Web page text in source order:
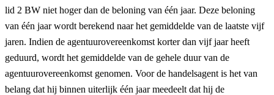
lid 2 BW niet hoger dan de beloning van één jaar. Deze beloning
van één jaar wordt berekend naar het gemiddelde van de laatste vijf
jaren. Indien de agentuurovereenkomst korter dan vijf jaar heeft
geduurd, wordt het gemiddelde van de gehele duur van de
agentuurovereenkomst genomen. Voor de handelsagent is het van
belang dat hij binnen uiterlijk één jaar meedeelt dat hij de